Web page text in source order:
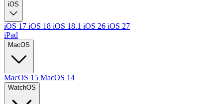
iOS
iOS 17 iOS 18 iOS 18.1 iOS 26 iOS 27
iPad
MacOS
MacOS 15 MacOS 14
WatchOS